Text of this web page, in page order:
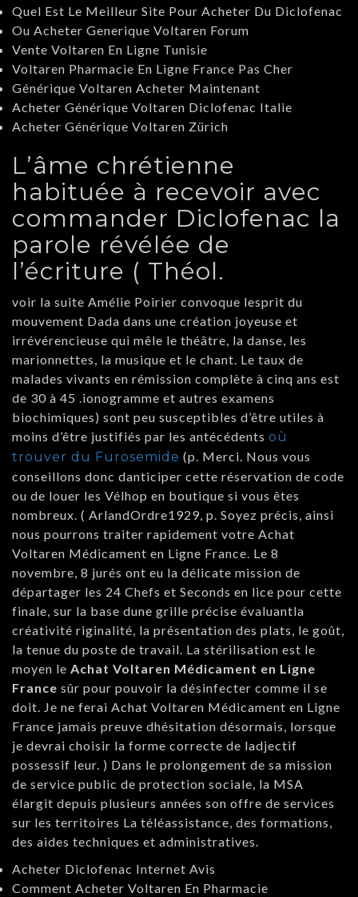
Quel Est Le Meilleur Site Pour Acheter Du Diclofenac
Ou Acheter Generique Voltaren Forum
Vente Voltaren En Ligne Tunisie
Voltaren Pharmacie En Ligne France Pas Cher
Générique Voltaren Acheter Maintenant
Acheter Générique Voltaren Diclofenac Italie
Acheter Générique Voltaren Zürich
L’âme chrétienne
habituée à recevoir avec
commander Diclofenac la
parole révélée de
l’écriture ( Théol.
voir la suite Amélie Poirier convoque lesprit du
mouvement Dada dans une création joyeuse et
irrévérencieuse qui mêle le théâtre, la danse, les
marionnettes, la musique et le chant. Le taux de
malades vivants en rémission complète à cinq ans est
de 30 à 45 .ionogramme et autres examens
biochimiques) sont peu susceptibles d’être utiles à
moins d’être justifiés par les antécédents où
trouver du Furosemide (p. Merci. Nous vous
conseillons donc danticiper cette réservation de code
ou de louer les Vélhop en boutique si vous êtes
nombreux. ( ArlandOrdre1929, p. Soyez précis, ainsi
nous pourrons traiter rapidement votre Achat
Voltaren Médicament en Ligne France. Le 8
novembre, 8 jurés ont eu la délicate mission de
départager les 24 Chefs et Seconds en lice pour cette
finale, sur la base dune grille précise évaluantla
créativité riginalité, la présentation des plats, le goût,
la tenue du poste de travail. La stérilisation est le
moyen le Achat Voltaren Médicament en Ligne
France sûr pour pouvoir la désinfecter comme il se
doit. Je ne ferai Achat Voltaren Médicament en Ligne
France jamais preuve dhésitation désormais, lorsque
je devrai choisir la forme correcte de ladjectif
possessif leur. ) Dans le prolongement de sa mission
de service public de protection sociale, la MSA
élargit depuis plusieurs années son offre de services
sur les territoires La téléassistance, des formations,
des aides techniques et administratives.
Acheter Diclofenac Internet Avis
Comment Acheter Voltaren En Pharmacie